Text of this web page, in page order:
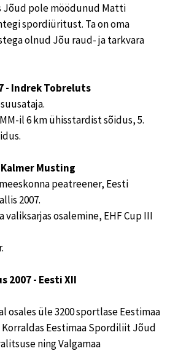
Jõud pole möödunud Matti
spordiüritust. Ta on oma
olnud Jõu raud- ja tarkvara
- Indrek Tobreluts
il 6 km ühisstardist sõidus, 5.
Musting
peatreener, Eesti
2007.
osalemine, EHF Cup III
2007 - Eesti XII
osales üle 3200 sportlase Eestimaa
Korraldas Eestimaa Spordiliit Jõud
ning Valgamaa